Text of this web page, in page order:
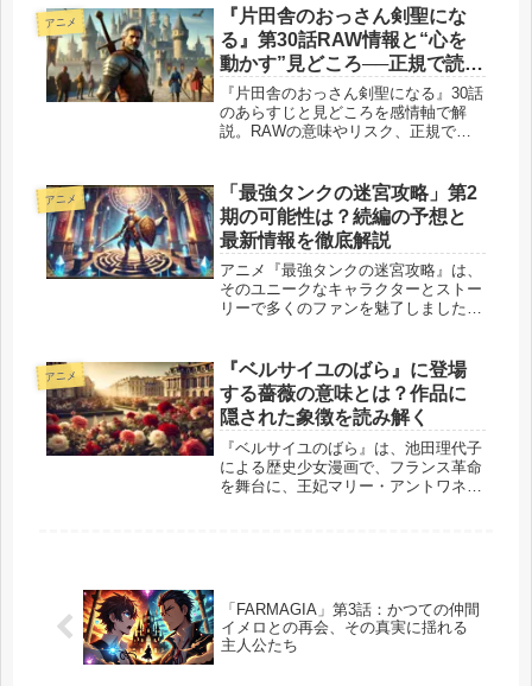
通称「今ガチ」。実際のリアリティー
ショーを彷彿とさせるリアルな人間模
様...
アニメ
『片田舎のおっさん剣聖にな
る』第30話RAW情報と“心を
動かす”見どころ──正規で読む
には
『片田舎のおっさん剣聖になる』30話
のあらすじと見どころを感情軸で解
説。RAWの意味やリスク、正規で読
アニメ
「最強タンクの迷宮攻略」第2
期の可能性は？続編の予想と
最新情報を徹底解説
アニメ『最強タンクの迷宮攻略』は、
そのユニークなキャラクターとストー
リーで多くのファンを魅了しました。
か？本記事では、「最強タンクの迷宮
攻略」第2期の可能性、続編の予
想、...
アニメ
『ベルサイユのばら』に登場
する薔薇の意味とは？作品に
隠された象徴を読み解く
『ベルサイユのばら』は、池田理代子
による歴史少女漫画で、フランス革命
を舞台に、王妃マリー・アントワネッ
「FARMAGIA」第3話：かつての仲間
イメロとの再会、その真実に揺れる
主人公たち